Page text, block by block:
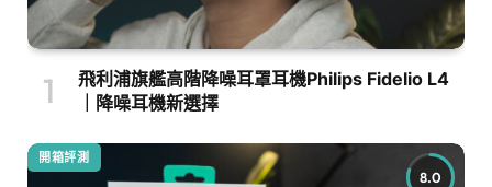
飛利浦旗艦高階降噪耳罩耳機Philips Fidelio L4
｜降噪耳機新選擇
8.0
開箱評測